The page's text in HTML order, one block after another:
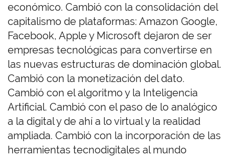
económico. Cambió con la consolidación del
capitalismo de plataformas: Amazon Google,
Facebook, Apple y Microsoft dejaron de ser
empresas tecnológicas para convertirse en
las nuevas estructuras de dominación global.
Cambió con la monetización del dato.
Cambió con el algoritmo y la Inteligencia
Artificial. Cambió con el paso de lo analógico
a la digital y de ahí a lo virtual y la realidad
ampliada. Cambió con la incorporación de las
herramientas tecnodigitales al mundo